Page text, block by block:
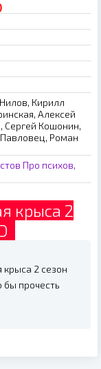
Кирилл
Алексей
Сергей Кошонин,
Роман
Про психов,
крыса 2
крыса 2 сезон
бы прочесть